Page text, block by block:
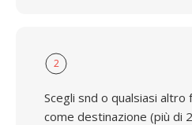
2
Scegli snd o qualsiasi
come destinazione (più di